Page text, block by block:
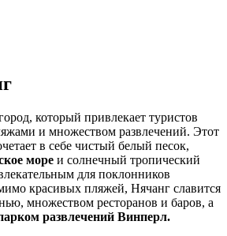
который привлекает туристов
и множеством развлечений. Этот
в себе чистый белый песок,
море и солнечный тропический
для поклонников
красивых пляжей, Нячанг славится
множеством ресторанов и баров, а
развлечений Винперл.